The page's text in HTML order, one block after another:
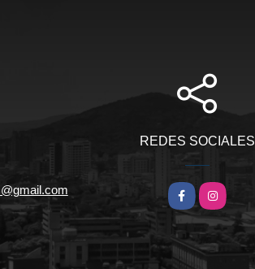
REDES SOCIALES
Facebook
Instagram